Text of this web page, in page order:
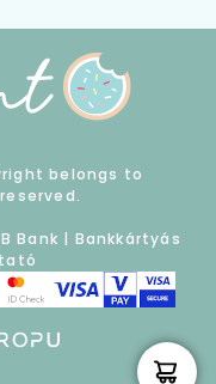
belongs to
Bank | Bankkártyás